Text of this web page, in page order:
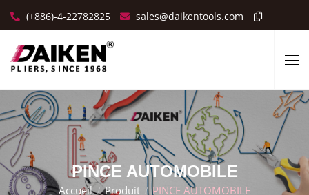
(+886)-4-22782825 sales@daikentools.com
PINCE AUTOMOBILE
Accueil Produit PINCE AUTOMOBILE